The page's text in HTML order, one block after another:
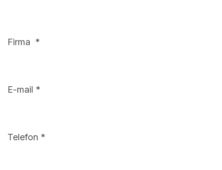
Firma
E-mail
Telefon